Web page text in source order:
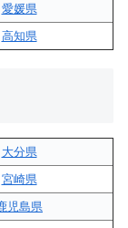
愛媛県
高知県
大分県
宮崎県
児島県